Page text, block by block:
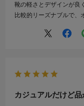
靴の軽さとデザインが良
比較的リーズナブルで、
カジュアルだけど品